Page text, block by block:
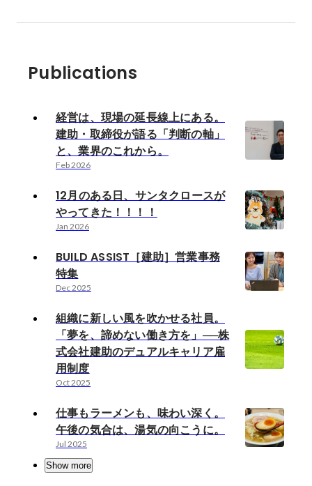
Publications
経営は、現場の延長線上にある。
建助・取締役が語る「判断の軸」
と、業界のこれから。
Feb 2026
12月のある日、サンタクロースが
やってきた！！！！
Jan 2026
BUILD ASSIST［建助］営業事務
特集
Dec 2025
組織に新しい風を吹かせる社員。
「夢を、諦めない働き方を」──株
式会社建助のデュアルキャリア雇
用制度
Oct 2025
仕事もラーメンも、味わい深く。
午後の気合は、湯気の向こうに。
Jul 2025
Show more